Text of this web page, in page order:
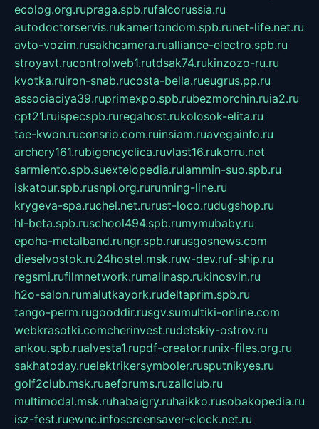
ecolog.org.rupraga.spb.rufalcorussia.ru
autodoctorservis.rukamertondom.spb.runet-life.net.ru
avto-vozim.rusakhcamera.rualliance-electro.spb.ru
stroyavt.rucontrolweb1.rutdsak74.rukinzozo-ru.ru
kvotka.ruiron-snab.rucosta-bella.rueugrus.pp.ru
associaciya39.ruprimexpo.spb.rubezmorchin.ruia2.ru
cpt21.ruispecspb.ruregahost.rukolosok-elita.ru
tae-kwon.ruconsrio.com.ruinsiam.ruavegainfo.ru
archery161.rubigencyclica.ruvlast16.rukorru.net
sarmiento.spb.suextelopedia.rulammin-suo.spb.ru
iskatour.spb.rusnpi.org.rurunning-line.ru
krygeva-spa.ruchel.net.rurust-loco.rudugshop.ru
hl-beta.spb.ruschool494.spb.rumymubaby.ru
epoha-metalband.rungr.spb.rurusgosnews.com
dieselvostok.ru24hostel.msk.ruw-dev.ruf-ship.ru
regsmi.rufilmnetwork.rumalinasp.rukinosvin.ru
h2o-salon.rumalutkayork.rudeltaprim.spb.ru
tango-perm.rugooddir.rusgv.sumultiki-online.com
webkrasotki.comcherinvest.rudetskiy-ostrov.ru
ankou.spb.rualvesta1.rupdf-creator.runix-files.org.ru
sakhatoday.ruelektrikersymboler.rusputnikyes.ru
golf2club.msk.ruaeforums.ruzallclub.ru
multimodal.msk.ruhabaigry.ruhaikko.rusobakopedia.ru
isz-fest.ruewnc.infoscreensaver-clock.net.ru